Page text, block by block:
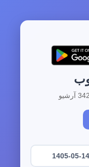
1405-05-14